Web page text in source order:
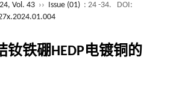
Vol. 43 ›› Issue (01) : 24 -34.
DOI:
钕铁硼HEDP电镀铜的